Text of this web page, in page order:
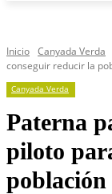
Inicio Canyada Verda
conseguir reducir la
Canyada Verda
Paterna
piloto